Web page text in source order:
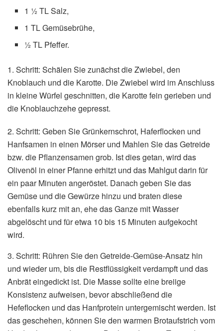
1 ½ TL Salz,
1 TL Gemüsebrühe,
½ TL Pfeffer.
1. Schritt: Schälen Sie zunächst die Zwiebel, den
Knoblauch und die Karotte. Die Zwiebel wird im Anschluss
in kleine Würfel geschnitten, die Karotte fein gerieben und
die Knoblauchzehe gepresst.
2. Schritt: Geben Sie Grünkernschrot, Haferflocken und
Hanfsamen in einen Mörser und Mahlen Sie das Getreide
bzw. die Pflanzensamen grob. Ist dies getan, wird das
Olivenöl in einer Pfanne erhitzt und das Mahlgut darin für
ein paar Minuten angeröstet. Danach geben Sie das
Gemüse und die Gewürze hinzu und braten diese
ebenfalls kurz mit an, ehe das Ganze mit Wasser
abgelöscht und für etwa 10 bis 15 Minuten aufgekocht
wird.
3. Schritt: Rühren Sie den Getreide-Gemüse-Ansatz hin
und wieder um, bis die Restflüssigkeit verdampft und das
Anbrät eingedickt ist. Die Masse sollte eine breiige
Konsistenz aufweisen, bevor abschließend die
Hefeflocken und das Hanfprotein untergemischt werden. Ist
das geschehen, können Sie den warmen Brotaufstrich vom